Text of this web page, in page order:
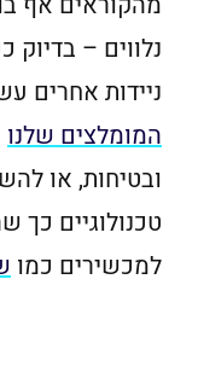
נלווים –
ניידות אחרים
המומלצים שלנו
ובטיחות, או
טכנולוגיים כך
למכשירים כמו